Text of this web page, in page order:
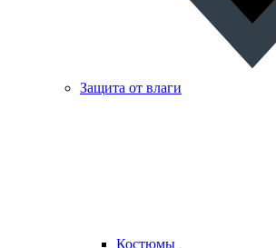
Защита от влаги
Костюмы